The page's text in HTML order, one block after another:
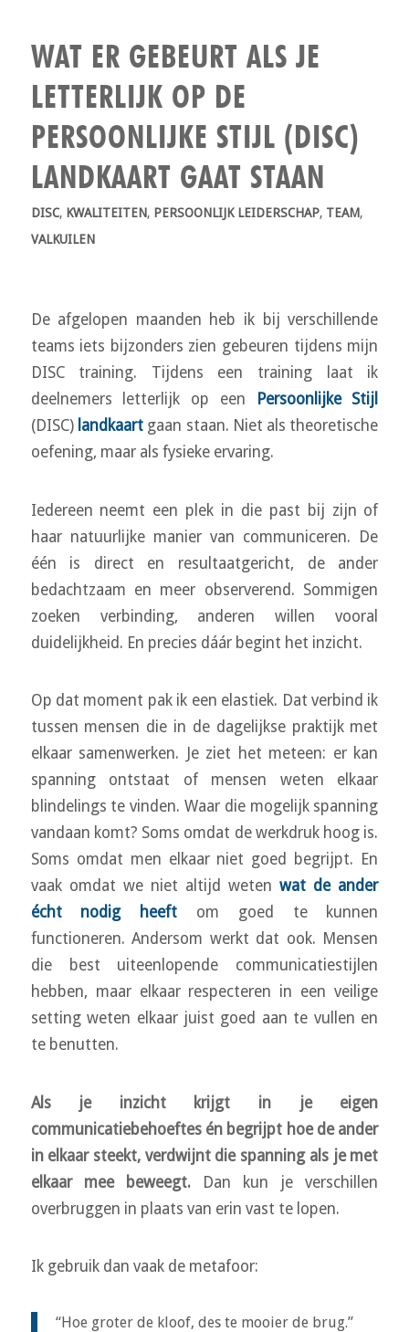
WAT ER GEBEURT ALS JE
LETTERLIJK OP DE
PERSOONLIJKE STIJL (DISC)
LANDKAART GAAT STAAN
DISC, KWALITEITEN, PERSOONLIJK LEIDERSCHAP, TEAM,
VALKUILEN
De afgelopen maanden heb ik bij verschillende
teams iets bijzonders zien gebeuren tijdens mijn
DISC training. Tijdens een training laat ik
deelnemers letterlijk op een
Persoonlijke Stijl
(DISC)landkaart gaan staan. Niet als theoretische
oefening, maar als fysieke ervaring.
Iedereen neemt een plek in die past bij zijn of
haar natuurlijke manier van communiceren. De
één is direct en resultaatgericht, de ander
bedachtzaam en meer observerend. Sommigen
zoeken verbinding, anderen willen vooral
duidelijkheid. En precies dáár begint het inzicht.
Op dat moment pak ik een elastiek. Dat verbind ik
tussen mensen die in de dagelijkse praktijk met
elkaar samenwerken. Je ziet het meteen: er kan
spanning ontstaat of mensen weten elkaar
blindelings te vinden. Waar die mogelijk spanning
vandaan komt? Soms omdat de werkdruk hoog is.
Soms omdat men elkaar niet goed begrijpt. En
vaak omdat we niet altijd wetenwat de ander
écht nodig heeft om goed te kunnen
functioneren. Andersom werkt dat ook. Mensen
die best uiteenlopende communicatiestijlen
hebben, maar elkaar respecteren in een veilige
setting weten elkaar juist goed aan te vullen en
te benutten.
Als je inzicht krijgt in je eigen
communicatiebehoeftes én begrijpt hoe de ander
in elkaar steekt, verdwijnt die spanning als je met
elkaar mee beweegt.Dan kun je verschillen
overbruggen in plaats van erin vast te lopen.
Ik gebruik dan vaak de metafoor:
“Hoe groter de kloof, des te mooier de brug.”